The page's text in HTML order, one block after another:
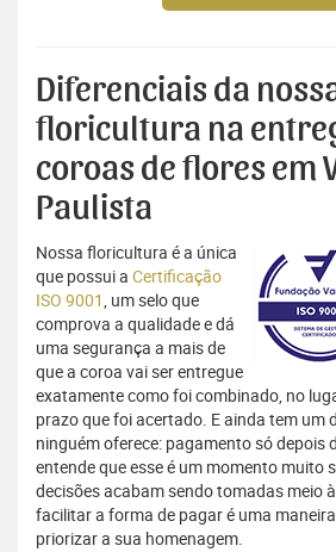
Diferenciais da
floricultura na
coroas de flores em
Paulista
Nossa floricultura é a única
que possui a Certificação
ISO 9001, um selo que
comprova a qualidade e dá
uma segurança a mais de
que a coroa vai ser entregue
exatamente como foi combinado, no
prazo que foi acertado. E ainda tem um
ninguém oferece: pagamento só depois
entende que esse é um momento muito
decisões acabam sendo tomadas meio
facilitar a forma de pagar é uma
priorizar a sua homenagem.